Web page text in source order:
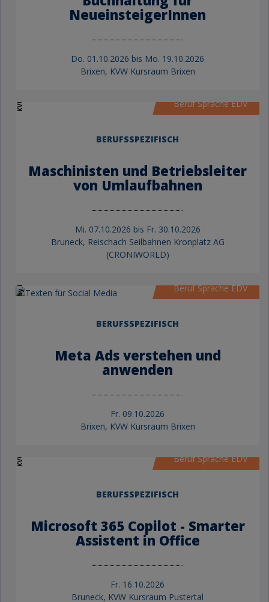
NeueinsteigerInnen
Do. 01.10.2026 bis Mo. 19.10.2026
Brixen, KVW Kursraum Brixen
KVW Bildung Beruf Sprache EDV
BERUFSSPEZIFISCH
Maschinisten und Betriebsleiter
von Umlaufbahnen
Mi. 07.10.2026 bis Fr. 30.10.2026
Bruneck, Reischach Seilbahnen Kronplatz AG
(CRONIWORLD)
Beruf Sprache EDV
BERUFSSPEZIFISCH
Meta Ads verstehen und
anwenden
Fr. 09.10.2026
Brixen, KVW Kursraum Brixen
KVW Bildung Beruf Sprache EDV
BERUFSSPEZIFISCH
Microsoft 365 Copilot - Smarter
Assistent in Office
Fr. 16.10.2026
Bruneck, KVW Kursraum Pustertal